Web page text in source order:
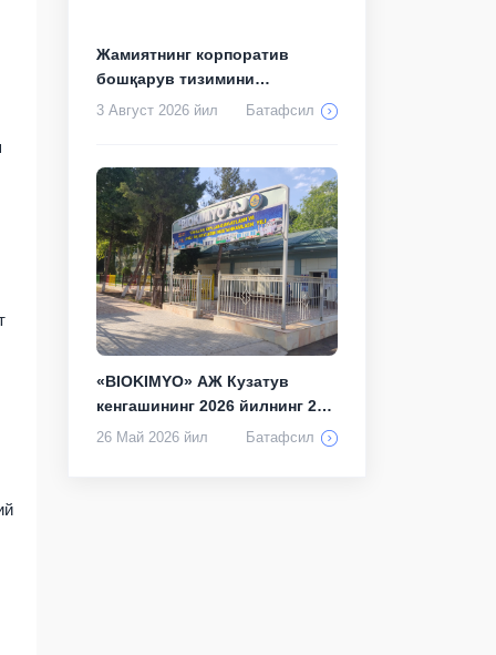
Жамиятнинг корпоратив
бошқарув тизимини
бахолашнинг 2026 йил...
3 Август 2026 йил Батафсил
«BIOKIMYO» АЖ Кузатув
кенгашининг 2026 йилнинг 21
майдаги 11...
26 Май 2026 йил Батафсил